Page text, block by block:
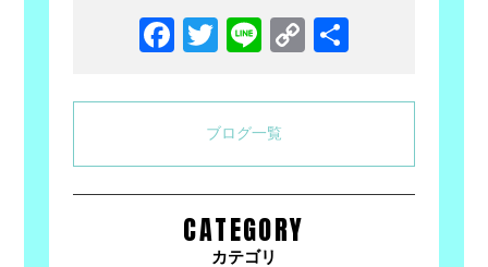
Facebook
Twitter
LineCopy
ブログ一覧
CATEGORY
カテゴリ